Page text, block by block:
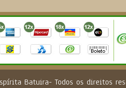
Batuira- Todos os